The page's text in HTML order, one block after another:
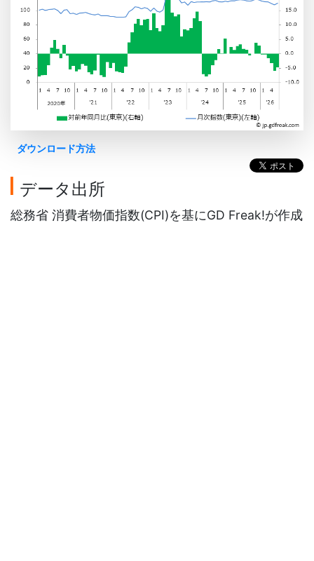
ダウンロード方法
データ出所
総務省 消費者物価指数(CPI)を基にGD Freak!が作成